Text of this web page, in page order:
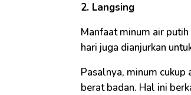
2. Langsing
Manfaat minum air
hari juga dianjurkan
Pasalnya, minum
berat badan. Hal ini